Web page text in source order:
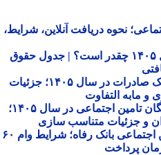
نحوه دریافت آنلاین، شرایط،
افزایش حقوق معلمان در سال ۱۴۰۵ چقدر است؟ | جدول حقوق
افزایش حقوق بازنشستگان بانک صادرات در سال ۱۴۰۵؛ جزئیات
التفاوت
جدول افزایش حقوق بازنشستگان تامین اجتماعی در سال ۱۴۰۵؛
ثبت نام وام بازنشستگان تامین اجتماعی بانک رفاه؛ شرایط وام ۶۰
پرداخت